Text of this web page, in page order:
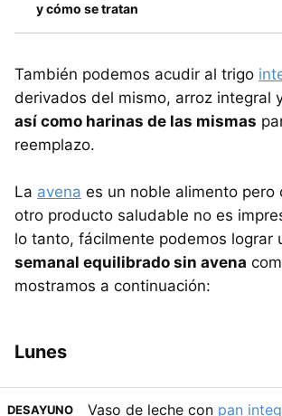
y cómo se tratan
También podemos acudir al trigo
derivados del mismo, arroz integral
así como harinas de las mismas
reemplazo.
La avena es un noble alimento pero
otro producto saludable no es
lo tanto, fácilmente podemos lograr
semanal equilibrado sin avena
mostramos a continuación:
Lunes
DESAYUNO Vaso de leche con pan